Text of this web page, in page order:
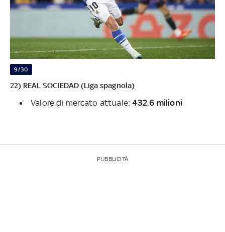
9/30
22) REAL SOCIEDAD (Liga spagnola)
Valore di mercato attuale:432.6 milioni
PUBBLICITÀ